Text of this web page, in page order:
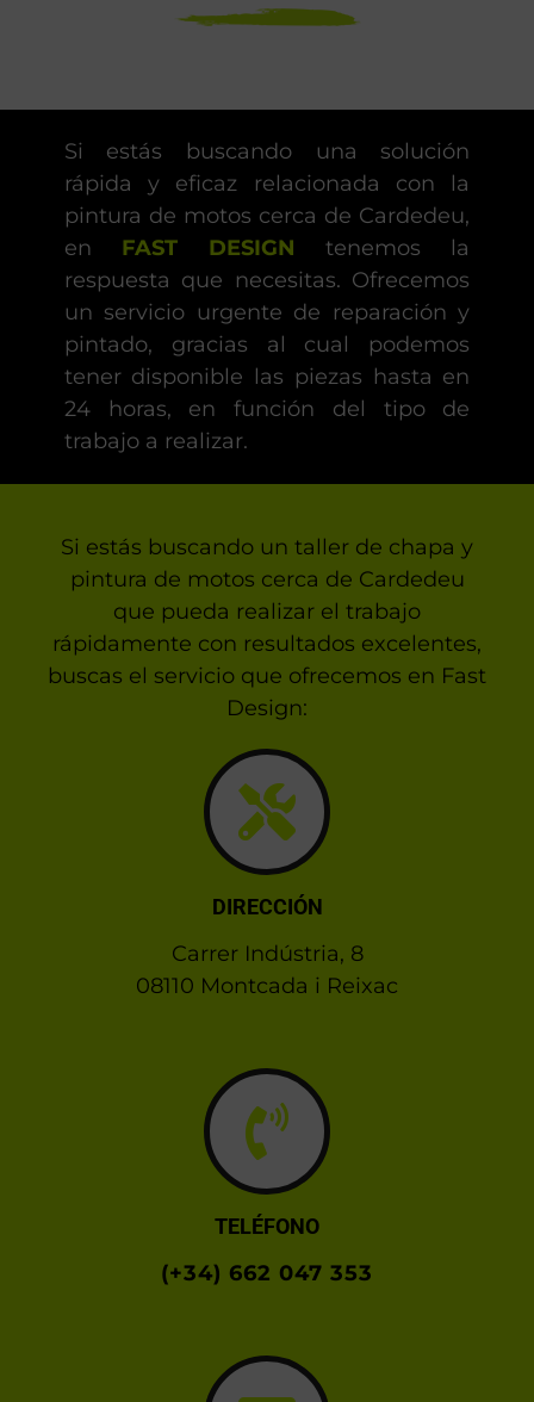
Si estás buscando una solución
rápida y eficaz relacionada con la
pintura de motos cerca de Cardedeu,
en FAST DESIGN tenemos la
respuesta que necesitas. Ofrecemos
un servicio urgente de reparación y
pintado, gracias al cual podemos
tener disponible las piezas hasta en
24 horas, en función del tipo de
trabajo a realizar.
Si estás buscando un taller de chapa y
pintura de motos cerca de Cardedeu
que pueda realizar el trabajo
rápidamente con resultados excelentes,
buscas el servicio que ofrecemos en Fast
Design:
DIRECCIÓN
Carrer Indústria, 8
08110 Montcada i Reixac
TELÉFONO
(+34) 662 047 353